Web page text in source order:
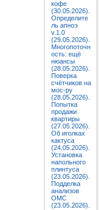
кофе
(30.05.2026).
Определите
ль апноэ
v.1.0
(29.05.2026).
Многопоточн
ость: ещё
нюансы
(28.05.2026).
Поверка
счётчиков на
мос-ру
(28.05.2026).
Попытка
продажи
квартиры
(27.05.2026).
Об иголках
кактуса
(24.05.2026).
Установка
напольного
плинтуса
(23.05.2026).
Подделка
анализов
ОМС
(23.05.2026).